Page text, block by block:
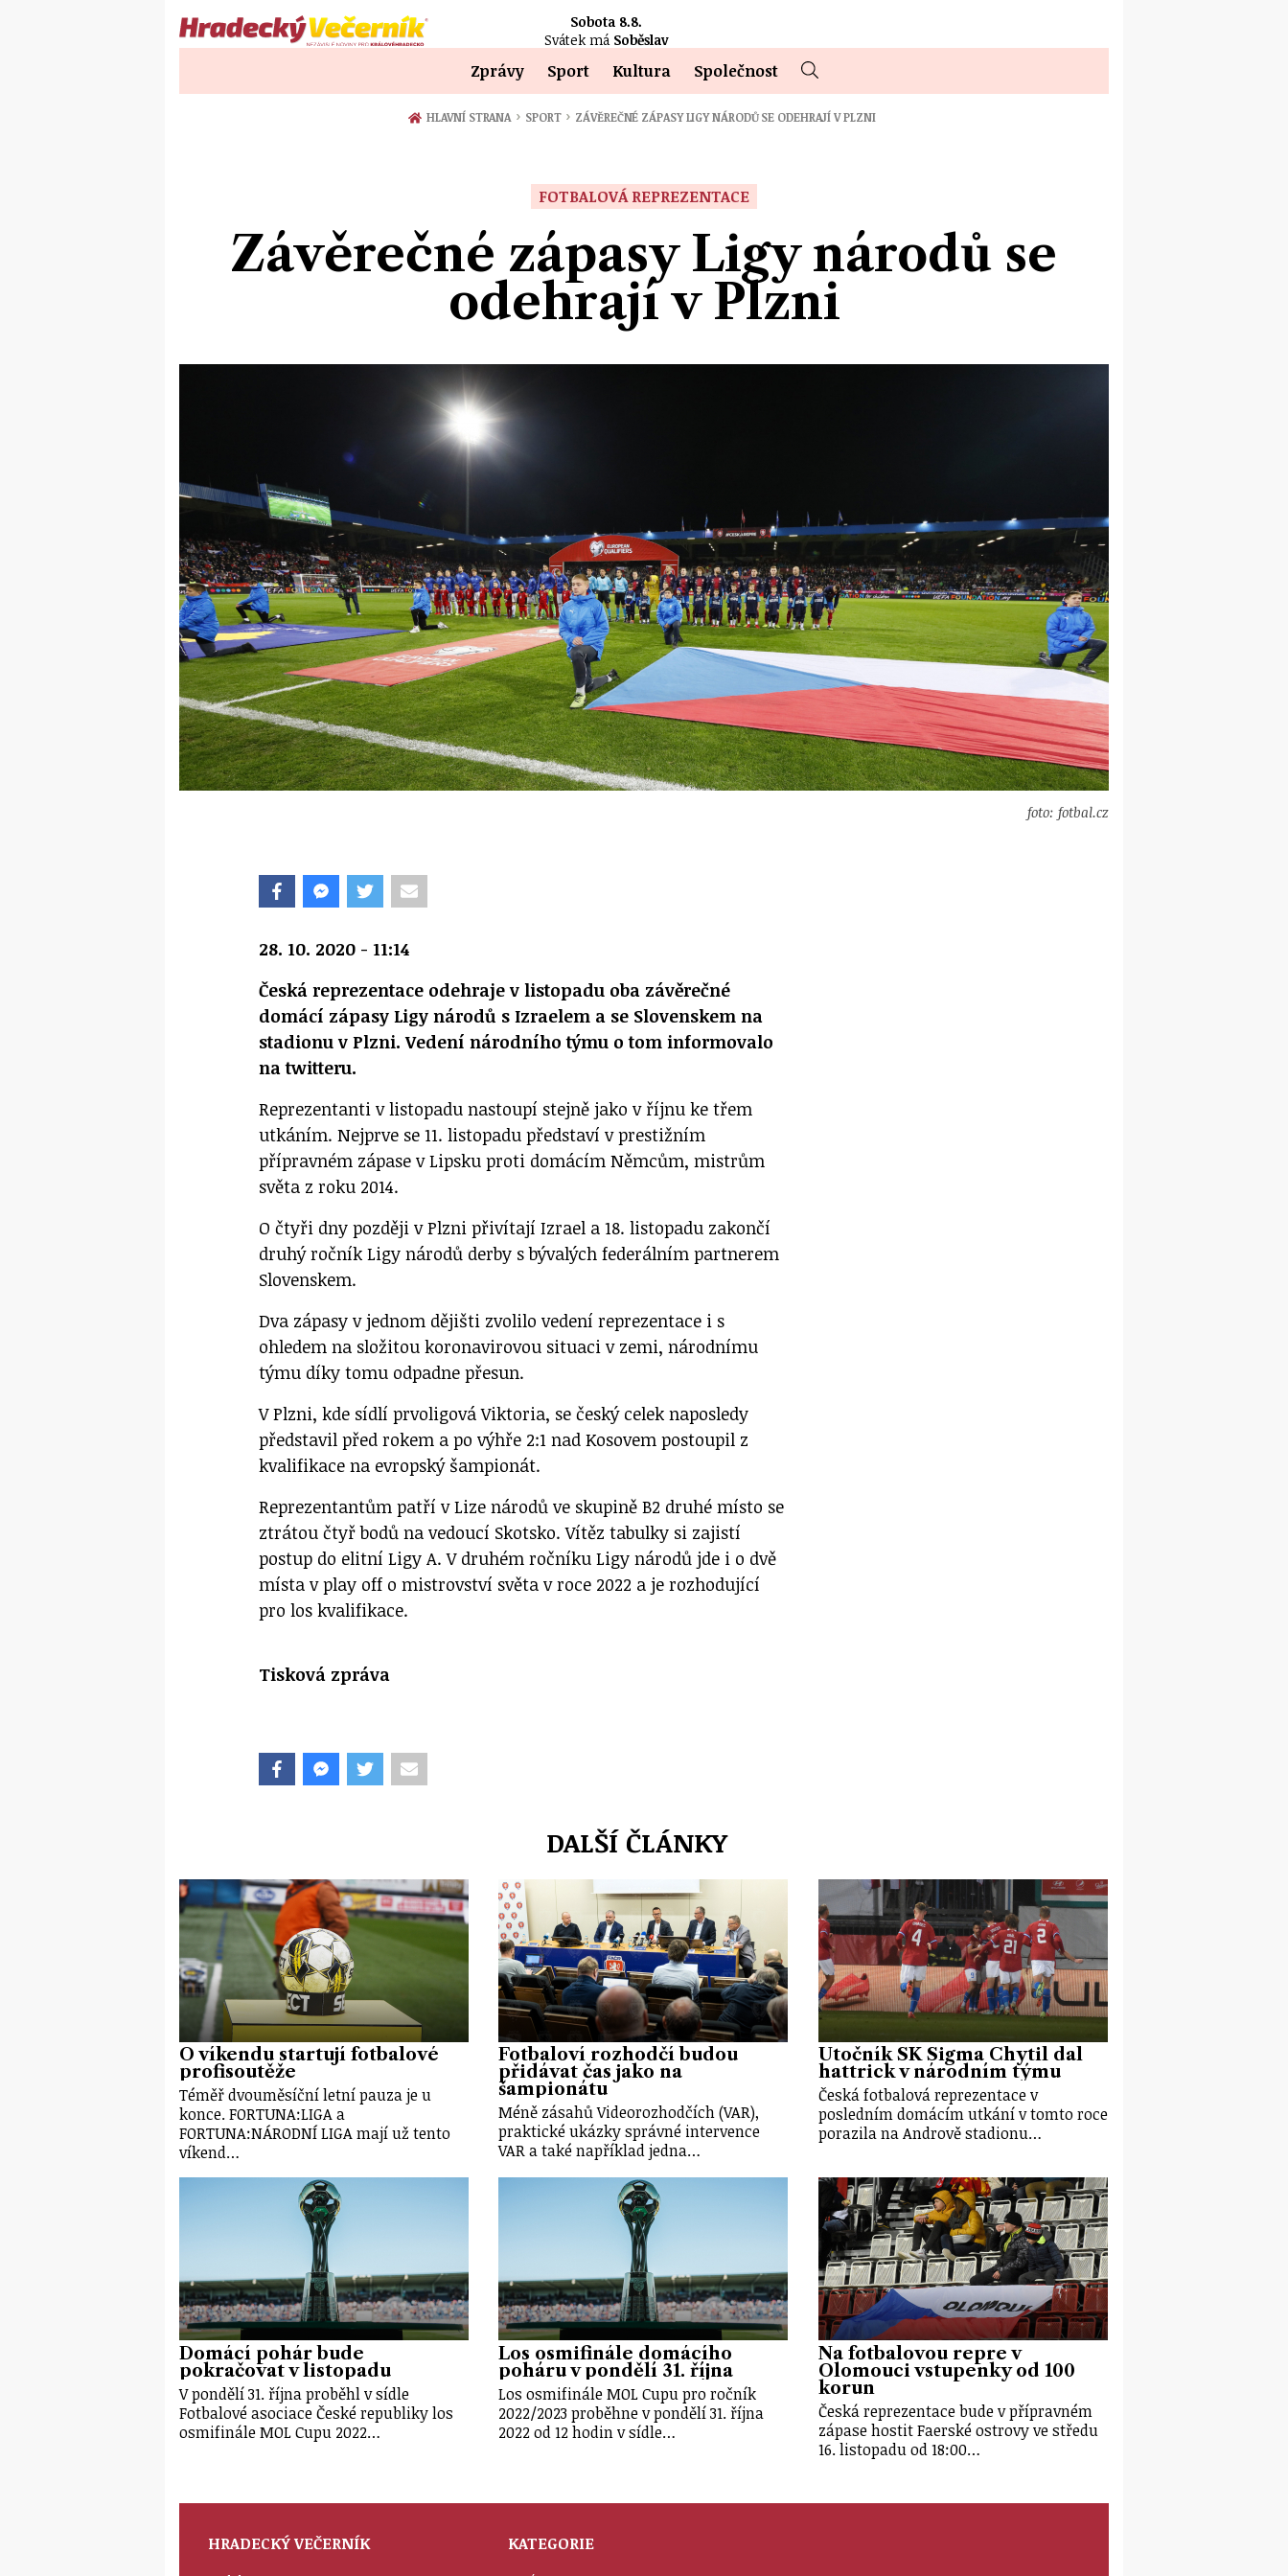
Sobota 8.8.
Svátek má Soběslav
Zprávy Sport Kultura Společnost
HLAVNÍ STRANA › SPORT › ZÁVĚREČNÉ ZÁPASY LIGY NÁRODŮ SE ODEHRAJÍ V PLZNI
FOTBALOVÁ REPREZENTACE
Závěrečné zápasy Ligy národů se
odehrají v Plzni
foto: fotbal.cz
28. 10. 2020 - 11:14
Česká reprezentace odehraje v listopadu oba závěrečné
domácí zápasy Ligy národů s Izraelem a se Slovenskem na
stadionu v Plzni. Vedení národního týmu o tom informovalo
na twitteru.
Reprezentanti v listopadu nastoupí stejně jako v říjnu ke třem
utkáním. Nejprve se 11. listopadu představí v prestižním
přípravném zápase v Lipsku proti domácím Němcům, mistrům
světa z roku 2014.
O čtyři dny později v Plzni přivítají Izrael a 18. listopadu zakončí
druhý ročník Ligy národů derby s bývalých federálním partnerem
Slovenskem.
Dva zápasy v jednom dějišti zvolilo vedení reprezentace i s
ohledem na složitou koronavirovou situaci v zemi, národnímu
týmu díky tomu odpadne přesun.
V Plzni, kde sídlí prvoligová Viktoria, se český celek naposledy
představil před rokem a po výhře 2:1 nad Kosovem postoupil z
kvalifikace na evropský šampionát.
Reprezentantům patří v Lize národů ve skupině B2 druhé místo se
ztrátou čtyř bodů na vedoucí Skotsko. Vítěz tabulky si zajistí
postup do elitní Ligy A. V druhém ročníku Ligy národů jde i o dvě
místa v play off o mistrovství světa v roce 2022 a je rozhodující
pro los kvalifikace.
Tisková zpráva
DALŠÍ ČLÁNKY
O víkendu startují fotbalové
profisoutěže
Téměř dvouměsíční letní pauza je u
konce. FORTUNA:LIGA a
FORTUNA:NÁRODNÍ LIGA mají už tento
víkend…
Fotbaloví rozhodčí budou
přidávat čas jako na
šampionátu
Méně zásahů Videorozhodčích (VAR),
praktické ukázky správné intervence
VAR a také například jedna…
Útočník SK Sigma Chytil dal
hattrick v národním týmu
Česká fotbalová reprezentace v
posledním domácím utkání v tomto roce
porazila na Andrově stadionu…
Domácí pohár bude
pokračovat v listopadu
V pondělí 31. října proběhl v sídle
Fotbalové asociace České republiky los
osmifinále MOL Cupu 2022…
Los osmifinále domácího
poháru v pondělí 31. října
Los osmifinále MOL Cupu pro ročník
2022/2023 proběhne v pondělí 31. října
2022 od 12 hodin v sídle…
Na fotbalovou repre v
Olomouci vstupenky od 100
korun
Česká reprezentace bude v přípravném
zápase hostit Faerské ostrovy ve středu
16. listopadu od 18:00…
HRADECKÝ VEČERNÍK KATEGORIE